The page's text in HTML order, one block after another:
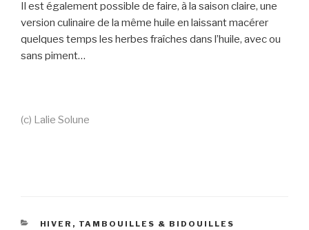
Il est également possible de faire, à la saison claire, une
version culinaire de la même huile en laissant macérer
quelques temps les herbes fraîches dans l’huile, avec ou
sans piment…
(c) Lalie Solune
CATÉGORIES
HIVER , TAMBOUILLES & BIDOUILLES